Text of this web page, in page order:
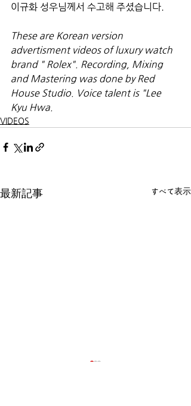
이규화 성우님께서 수고해 주셨습니다.
These are Korean version
advertisment videos of luxury watch
brand " Rolex". Recording, Mixing
and Mastering was done by Red
House Studio. Voice talent is "Lee
Kyu Hwa.
VIDEOS
最新記事 すべて表示